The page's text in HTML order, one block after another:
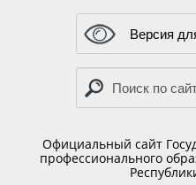
Версия
Официальный сайт
профессионального